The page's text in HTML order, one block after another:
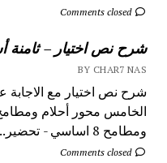
Comments closed
شرح نص اختيار –
BY CHAR7 NAS
الخامس محور أحلام
ومطامح 8 اساسي - تحضير...
Comments closed